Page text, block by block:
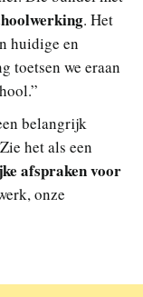
. Het
huidige en
toetsen we eraan
belangrijk
het als een
afspraken voor
onze